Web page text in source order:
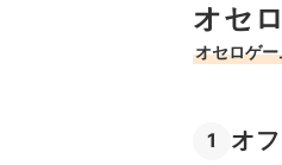
オセ
オセロゲ
1 オ